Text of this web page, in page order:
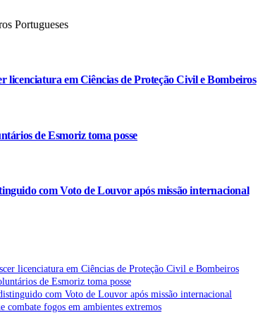
licenciatura em Ciências de Proteção Civil e Bombeiros
de Esmoriz toma posse
com Voto de Louvor após missão internacional
licenciatura em Ciências de Proteção Civil e Bombeiros
de Esmoriz toma posse
com Voto de Louvor após missão internacional
combate fogos em ambientes extremos